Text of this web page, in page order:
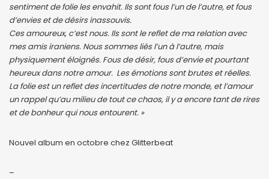
sentiment de folie les envahit. Ils sont fous l’un de l’autre, et fous
d’envies et de désirs inassouvis.
Ces amoureux, c’est nous. Ils sont le reflet de ma relation avec
mes amis iraniens. Nous sommes liés l’un à l’autre, mais
physiquement éloignés. Fous de désir, fous d’envie et pourtant
heureux dans notre amour. Les émotions sont brutes et réelles.
La folie est un reflet des incertitudes de notre monde, et l’amour
un rappel qu’au milieu de tout ce chaos, il y a encore tant de rires
et de bonheur qui nous entourent. »
Nouvel album en octobre chez Glitterbeat
–